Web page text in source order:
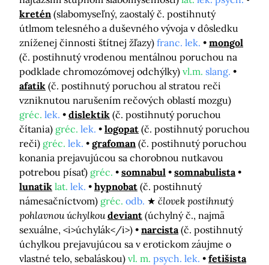
kretén (slabomyseľný, zaostalý č. postihnutý
útlmom telesného a duševného vývoja v dôsledku
zníženej činnosti štítnej žľazy) franc. lek.
mongol
(č. postihnutý vrodenou mentálnou poruchou na
podklade chromozómovej odchýlky) vl.m. slang.
afatik (č. postihnutý poruchou al stratou reči
vzniknutou narušením rečových oblastí mozgu)
gréc. lek. dislektik (č. postihnutý poruchou
čítania) gréc. lek. logopat (č. postihnutý poruchou
reči) gréc. lek. grafoman (č. postihnutý poruchou
konania prejavujúcou sa chorobnou nutkavou
potrebou písať) gréc. somnabul
somnabulista
lunatik lat. lek. hypnobat (č. postihnutý
námesačníctvom) gréc. odb.
človek postihnutý
pohlavnou úchylkou deviant (úchylný č., najmä
sexuálne, <i>úchylák</i>)
narcista (č. postihnutý
úchylkou prejavujúcou sa v erotickom záujme o
vlastné telo, sebaláskou) vl. m. psych. lek.
fetišista